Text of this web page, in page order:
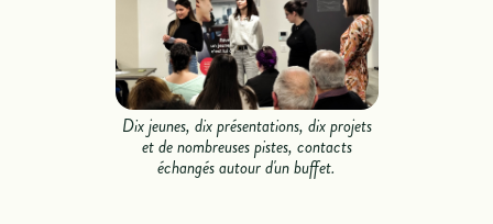
Dix jeunes, dix présentations, dix projets
et de nombreuses pistes, contacts
échangés autour d'un buffet.